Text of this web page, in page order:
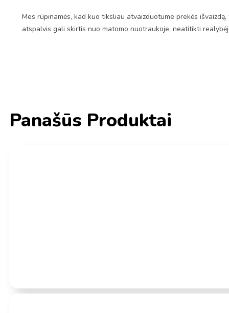
Mes rūpinamės, kad kuo tiksliau atvaizduotume prekės
atspalvis gali skirtis nuo matomo nuotraukoje, neatitikti
Panašūs Produktai